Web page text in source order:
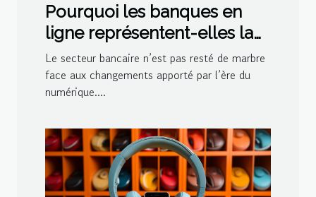
Pourquoi les banques en
ligne représentent-elles la
meilleure solution ?
Le secteur bancaire n’est pas resté de marbre
face aux changements apporté par l’ère du
numérique....